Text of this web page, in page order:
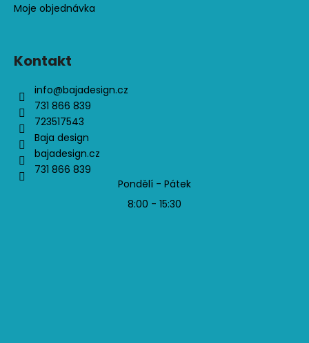
Moje objednávka
Kontakt
info@bajadesign.cz
731 866 839
723517543
Baja design
bajadesign.cz
731 866 839
Pondělí - Pátek
8:00 - 15:30